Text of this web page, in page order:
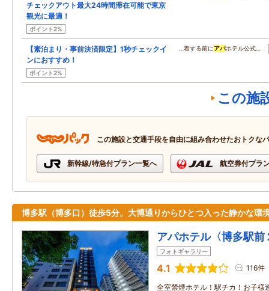
チェックアウト最大24時間滞在可能で東京
観光に最適！
ポイント2%
【素泊まり・事前決済限定】1秒チェックイ
ンにおすすめ！
ポイント2%
…着する前にアパホテル公式…
この施
この施設と交通手段を自由に組み合わせたおトクな
新幹線/特急付プラン一覧へ 航空券付プラ
博多駅（博多口）徒歩5分。大博通りからひとつ入った静かな環
アパホテル〈博多駅前
フォトギャラリー
4.1 116件
全室禁煙ホテル！駅チカ！お子様